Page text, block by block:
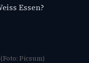
Essen?
Picsum)